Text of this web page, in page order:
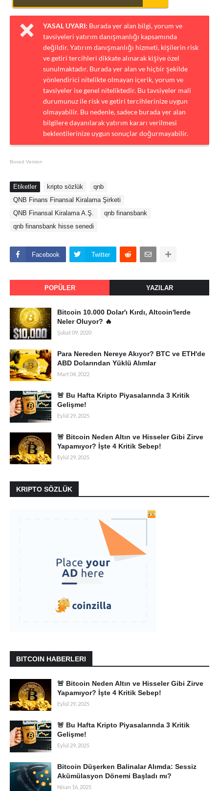
YASAL UYARI: Burada yer alan bilgi, yorum ve
tavsiyeleri yatırım danışmanlığı kapsamında
değildir. Yatırım danışmanlığı hizmeti, kişilerin risk
ve getiri tercihleri dikkate alınarak kişiye özel
sunulmaktadır. Burada yer alan ve hiçbir şekilde
yönlendirici nitelikte olmayan içerik, yorum ve
tavsiyeler ise genel niteliktedir. Bu tavsiyeler mali
durumunuz ile risk ve getiri tercihlerinize uygun
olmayabilir. Bu nedenle, sadece burada yer alan
bilgilere dayanılarak yatırım kararı verilmesi
beklentilerinize uygun sonuçlar doğurmayabilir.
Boxed Version
Etiketler kripto sözlük
qnb
QNB Finans Finansal Kiralama Şirketi
QNB Finansal Kiralama A.Ş.
qnb finansbank
qnb finansbank hisse senedi
Facebook Twitter
POPÜLER YAZILAR
Bitcoin 10.000 Dolar'ı Kırdı, Altcoin'lerde
Neler Oluyor? 🔥
Şubat 09, 2020
Para Nereden Nereye Akıyor? BTC ve ETH'de
ABD Dolarından Yüklü Alımlar
Mart 04, 2022
🚨 Bu Hafta Kripto Piyasalarında 3 Kritik
Gelişme!
Eylül 29, 2025
🚨 Bitcoin Neden Altın ve Hisseler Gibi Zirve
Yapamıyor? İşte 4 Kritik Sebep!
Eylül 29, 2025
KRIPTO SÖZLÜK
BITCOIN HABERLERI
🚨 Bitcoin Neden Altın ve Hisseler Gibi Zirve
Yapamıyor? İşte 4 Kritik Sebep!
Eylül 29, 2025
🚨 Bu Hafta Kripto Piyasalarında 3 Kritik
Gelişme!
Eylül 29, 2025
Bitcoin Düşerken Balinalar Alımda: Sessiz
Akümülasyon Dönemi Başladı mı?
Nisan 16, 2025